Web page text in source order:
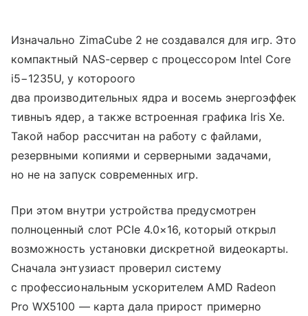
Изначально ZimaCube 2 не создавался для игр. Это
компактный NAS-сервер с процессором Intel Core
i5−1235U, у котороого
два производительных ядра и восемь энергоэффек
тивныъ ядер, а также встроенная графика Iris Xe.
Такой набор рассчитан на работу с файлами,
резервными копиями и серверными задачами,
но не на запуск современных игр.
При этом внутри устройства предусмотрен
полноценный слот PCIe 4.0×16, который открыл
возможность установки дискретной видеокарты.
Сначала энтузиаст проверил систему
с профессиональным ускорителем AMD Radeon
Pro WX5100 — карта дала прирост примерно